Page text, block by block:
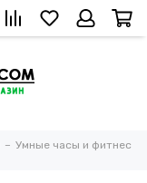
Умные часы и фитнес